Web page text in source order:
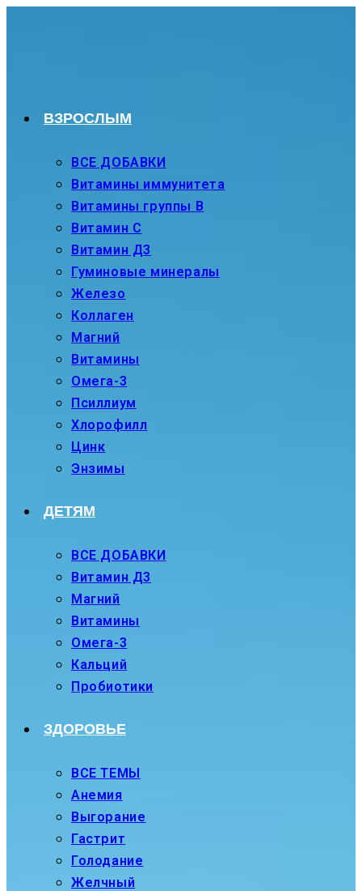
ВЗРОСЛЫМ
ВСЕ ДОБАВКИ
Витамины иммунитета
Витамины группы В
Витамин С
Витамин Д3
Гуминовые минералы
Железо
Коллаген
Магний
Витамины
Омега-3
Псиллиум
Хлорофилл
Цинк
Энзимы
ДЕТЯМ
ВСЕ ДОБАВКИ
Витамин Д3
Магний
Витамины
Омега-3
Кальций
Пробиотики
ЗДОРОВЬЕ
ВСЕ ТЕМЫ
Анемия
Выгорание
Гастрит
Голодание
Желчный